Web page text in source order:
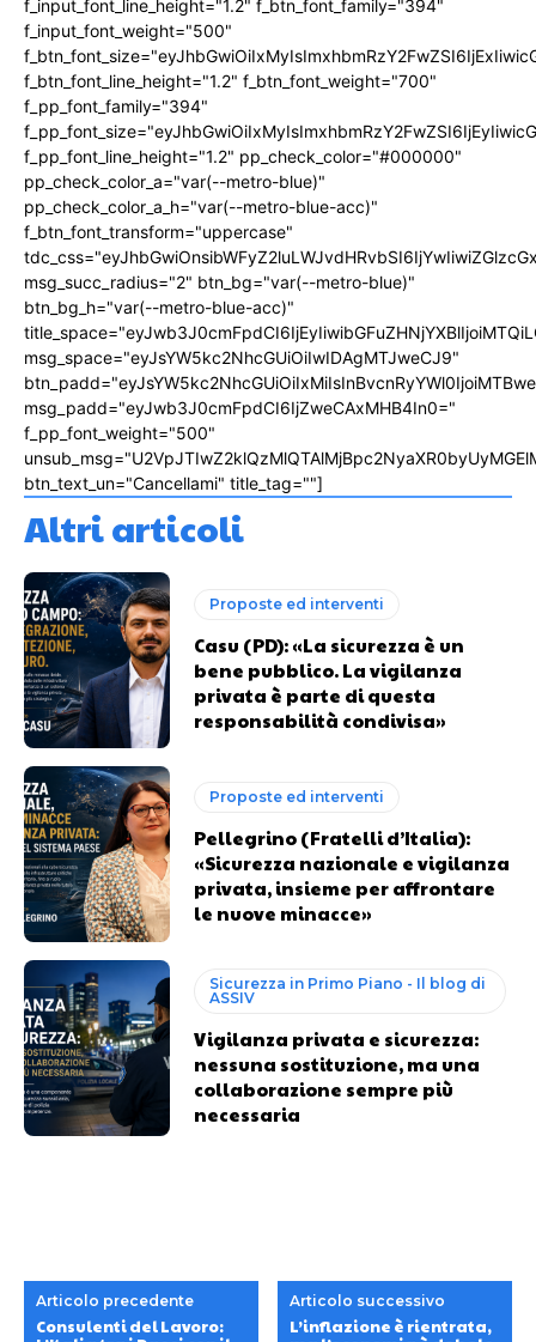
f_input_font_line_height="1.2" f_btn_font_family="394"
f_input_font_weight="500"
f_btn_font_line_height="1.2" f_btn_font_weight="700"
f_pp_font_family="394"
f_pp_font_line_height="1.2" pp_check_color="#000000"
pp_check_color_a="var(--metro-blue)"
pp_check_color_a_h="var(--metro-blue-acc)"
f_btn_font_transform="uppercase"
msg_succ_radius="2" btn_bg="var(--metro-blue)"
btn_bg_h="var(--metro-blue-acc)"
msg_space="eyJsYW5kc2NhcGUiOiIwIDAgMTJweCJ9"
msg_padd="eyJwb3J0cmFpdCI6IjZweCAxMHB4In0="
f_pp_font_weight="500"
btn_text_un="Cancellami" title_tag=""]
Altri articoli
Proposte ed interventi
Casu (PD): «La sicurezza è un
bene pubblico. La vigilanza
privata è parte di questa
responsabilità condivisa»
Proposte ed interventi
Pellegrino (Fratelli d’Italia):
«Sicurezza nazionale e vigilanza
privata, insieme per affrontare
le nuove minacce»
Sicurezza in Primo Piano - Il blog di
ASSIV
Vigilanza privata e sicurezza:
nessuna sostituzione, ma una
collaborazione sempre più
necessaria
Articolo precedente
Consulenti del Lavoro:
Articolo successivo
L’inflazione è rientrata,